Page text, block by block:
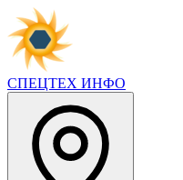
СПЕЦТЕХ ИНФО